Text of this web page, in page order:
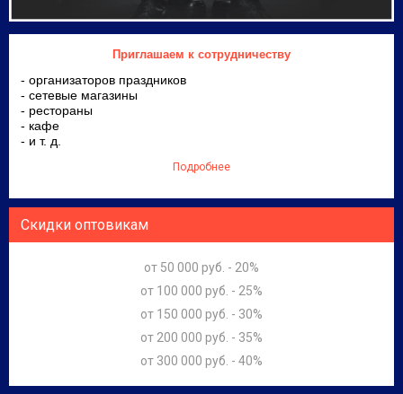
Приглашаем к сотрудничеству
- организаторов праздников
- сетевые магазины
- рестораны
- кафе
- и т. д.
Подробнее
Скидки оптовикам
от 50 000 руб. - 20%
от 100 000 руб. - 25%
от 150 000 руб. - 30%
от 200 000 руб. - 35%
от 300 000 руб. - 40%